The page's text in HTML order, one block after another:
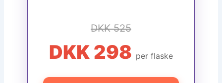
DKK 525
DKK 298 per flaske